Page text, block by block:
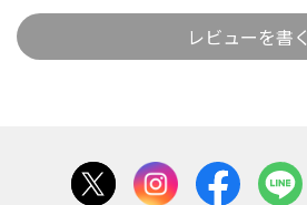
レビューを書く